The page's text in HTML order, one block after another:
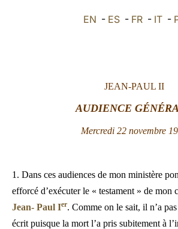
EN - ES- FR- IT-
JEAN-PAUL II
AUDIENCE
Mercredi 22 novembre
1. Dans ces audiences de mon ministère
efforcé d’exécuter le « testament » de mon
Jean- Paul Ier. Comme on le sait, il n’a
écrit puisque la mort l’a pris subitement à